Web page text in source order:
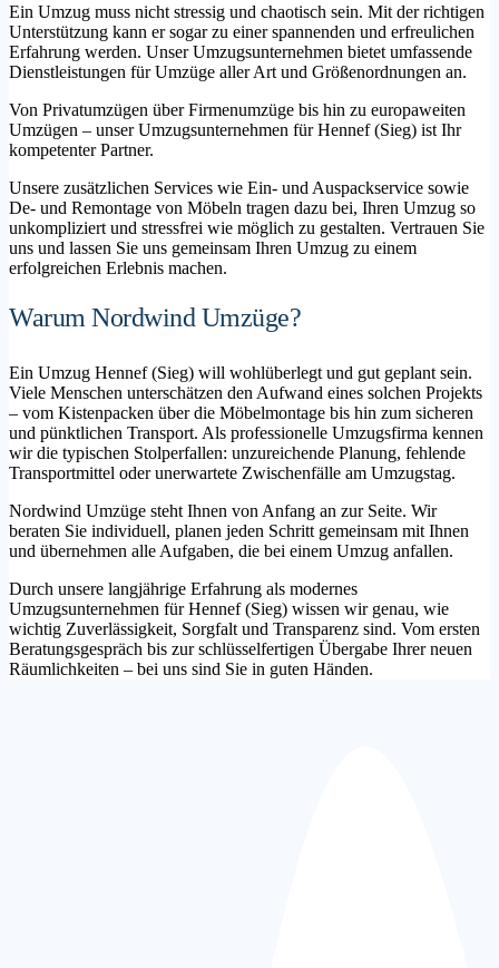
Ein Umzug muss nicht stressig und chaotisch sein. Mit der richtigen
Unterstützung kann er sogar zu einer spannenden und erfreulichen
Erfahrung werden. Unser Umzugsunternehmen bietet umfassende
Dienstleistungen für Umzüge aller Art und Größenordnungen an.
Von Privatumzügen über Firmenumzüge bis hin zu europaweiten
Umzügen – unser Umzugsunternehmen für Hennef (Sieg) ist Ihr
kompetenter Partner.
Unsere zusätzlichen Services wie Ein- und Auspackservice sowie
De- und Remontage von Möbeln tragen dazu bei, Ihren Umzug so
unkompliziert und stressfrei wie möglich zu gestalten. Vertrauen Sie
uns und lassen Sie uns gemeinsam Ihren Umzug zu einem
erfolgreichen Erlebnis machen.
Warum Nordwind Umzüge?
Ein Umzug Hennef (Sieg) will wohlüberlegt und gut geplant sein.
Viele Menschen unterschätzen den Aufwand eines solchen Projekts
– vom Kistenpacken über die Möbelmontage bis hin zum sicheren
und pünktlichen Transport. Als professionelle Umzugsfirma kennen
wir die typischen Stolperfallen: unzureichende Planung, fehlende
Transportmittel oder unerwartete Zwischenfälle am Umzugstag.
Nordwind Umzüge steht Ihnen von Anfang an zur Seite. Wir
beraten Sie individuell, planen jeden Schritt gemeinsam mit Ihnen
und übernehmen alle Aufgaben, die bei einem Umzug anfallen.
Durch unsere langjährige Erfahrung als modernes
Umzugsunternehmen für Hennef (Sieg) wissen wir genau, wie
wichtig Zuverlässigkeit, Sorgfalt und Transparenz sind. Vom ersten
Beratungsgespräch bis zur schlüsselfertigen Übergabe Ihrer neuen
Räumlichkeiten – bei uns sind Sie in guten Händen.